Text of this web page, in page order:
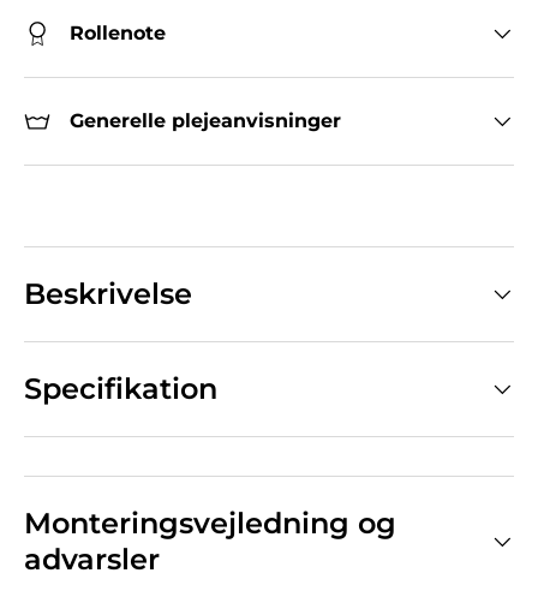
Rollenote
Generelle plejeanvisninger
Beskrivelse
Specifikation
Monteringsvejledning og
advarsler